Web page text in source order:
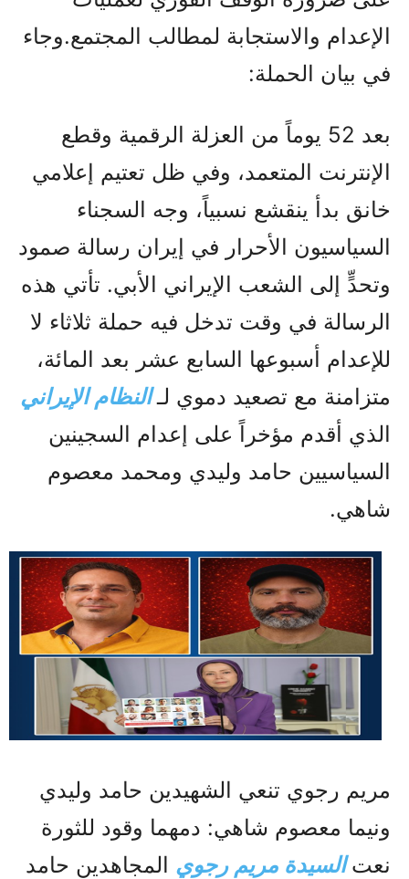
الإعدام والاستجابة لمطالب المجتمع.وجاء
في بيان الحملة:
بعد 52 يوماً من العزلة الرقمية وقطع
الإنترنت المتعمد، وفي ظل تعتيم إعلامي
خانق بدأ ينقشع نسبياً، وجه السجناء
السياسيون الأحرار في إيران رسالة صمود
وتحدٍّ إلى الشعب الإيراني الأبي. تأتي هذه
الرسالة في وقت تدخل فيه حملة ثلاثاء لا
للإعدام أسبوعها السابع عشر بعد المائة،
متزامنة مع تصعيد دموي لـالنظام الإيراني
الذي أقدم مؤخراً على إعدام السجينين
السياسيين حامد وليدي ومحمد معصوم
شاهي.
مريم رجوي تنعي الشهيدين حامد وليدي
ونيما معصوم شاهي: دمهما وقود للثورة
نعتالسيدة مريم رجوي المجاهدين حامد